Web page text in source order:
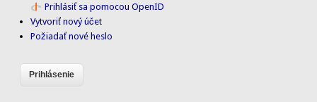
Prihlásiť sa pomocou OpenID
Vytvoriť nový účet
Požiadať nové heslo